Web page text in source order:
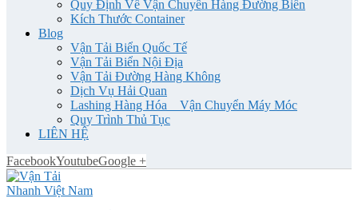
Quy Định Về Vận Chuyển Hàng Đường Biển
Kích Thước Container
Blog
Vận Tải Biển Quốc Tế
Vận Tải Biển Nội Địa
Vận Tải Đường Hàng Không
Dịch Vụ Hải Quan
Lashing Hàng Hóa _ Vận Chuyển Máy Móc
Quy Trình Thủ Tục
LIÊN HỆ
FacebookYoutubeGoogle +